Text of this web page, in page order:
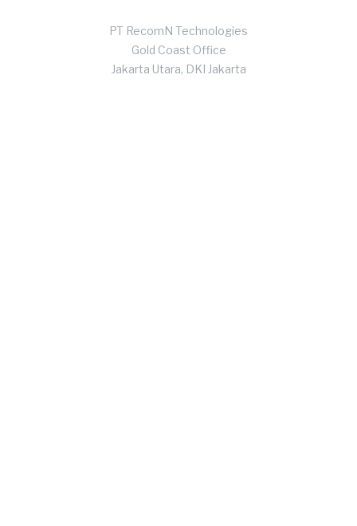
PT RecomN Technologies
Gold Coast Office
Jakarta Utara, DKI Jakarta